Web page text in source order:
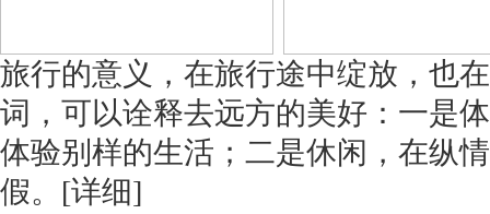
旅行的意义，在旅行途中绽放，也
词，可以诠释去远方的美好：一是
体验别样的生活；二是休闲，在纵
假。 [详细]